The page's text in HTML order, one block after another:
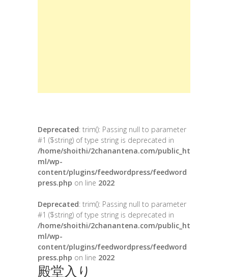
Deprecated: trim(): Passing null to parameter
#1 ($string) of type string is deprecated in
/home/shoithi/2chanantena.com/public_ht
ml/wp-
content/plugins/feedwordpress/feedword
press.php on line 2022
Deprecated: trim(): Passing null to parameter
#1 ($string) of type string is deprecated in
/home/shoithi/2chanantena.com/public_ht
ml/wp-
content/plugins/feedwordpress/feedword
press.php on line 2022
殿堂入り